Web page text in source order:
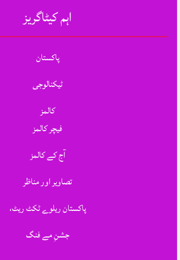
اہم کیٹاگریز
پاکستان
ٹیکنالوجی
کالمز
فیچر کالمز
آج کے کالمز
تصاویر اور مناظر
پاکستان ریلوے ٹکٹ ریٹ،
جشنِ مے فنگ